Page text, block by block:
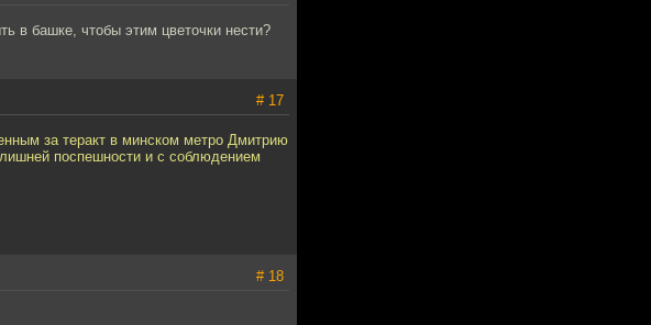
в башке, чтобы этим цветочки нести?
# 17
за теракт в минском метро Дмитрию
поспешности и с соблюдением
# 18